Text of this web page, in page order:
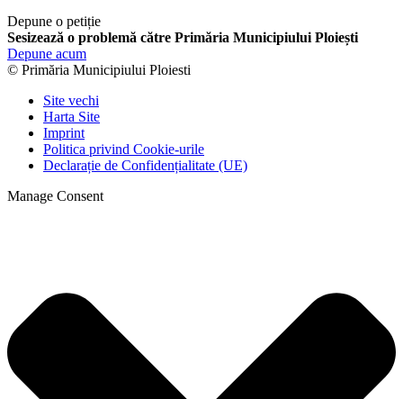
Depune o petiție
Sesizează o problemă către Primăria Municipiului Ploiești
Depune acum
© Primăria Municipiului Ploiesti
Site vechi
Harta Site
Imprint
Politica privind Cookie-urile
Declarație de Confidențialitate (UE)
Manage Consent